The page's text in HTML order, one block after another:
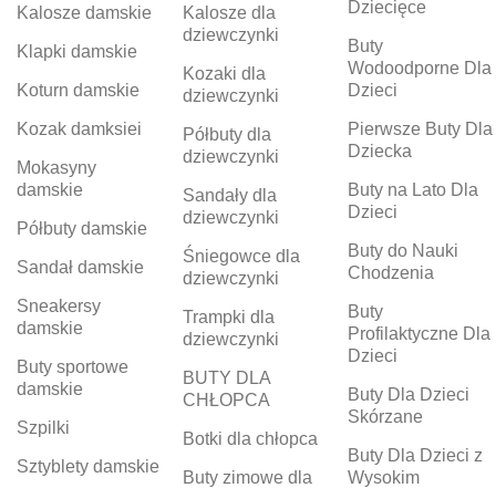
Kalosze damskie
Klapki damskie
Koturn damskie
Kozak damksiei
Mokasyny
damskie
Półbuty damskie
Sandał damskie
Sneakersy
damskie
Buty sportowe
damskie
Szpilki
Sztyblety damskie
Kalosze dla
dziewczynki
Kozaki dla
dziewczynki
Półbuty dla
dziewczynki
Sandały dla
dziewczynki
Śniegowce dla
dziewczynki
Trampki dla
dziewczynki
BUTY DLA
CHŁOPCA
Botki dla chłopca
Buty zimowe dla
Dziecięce
Buty
Wodoodporne Dla
Dzieci
Pierwsze Buty Dla
Dziecka
Buty na Lato Dla
Dzieci
Buty do Nauki
Chodzenia
Buty
Profilaktyczne Dla
Dzieci
Buty Dla Dzieci
Skórzane
Buty Dla Dzieci z
Wysokim